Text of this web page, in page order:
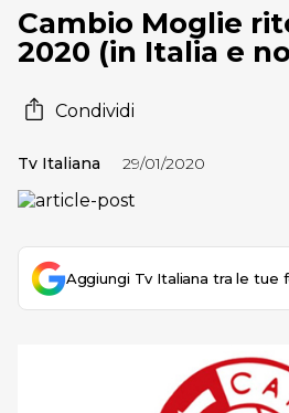
Cambio Moglie
2020 (in Italia e
Condividi
Tv Italiana 29/01/2020
Aggiungi Tv Italiana tra le tue